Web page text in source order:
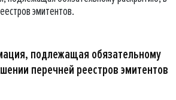
эмитентов.
подлежащая обязательному
перечней реестров эмитентов